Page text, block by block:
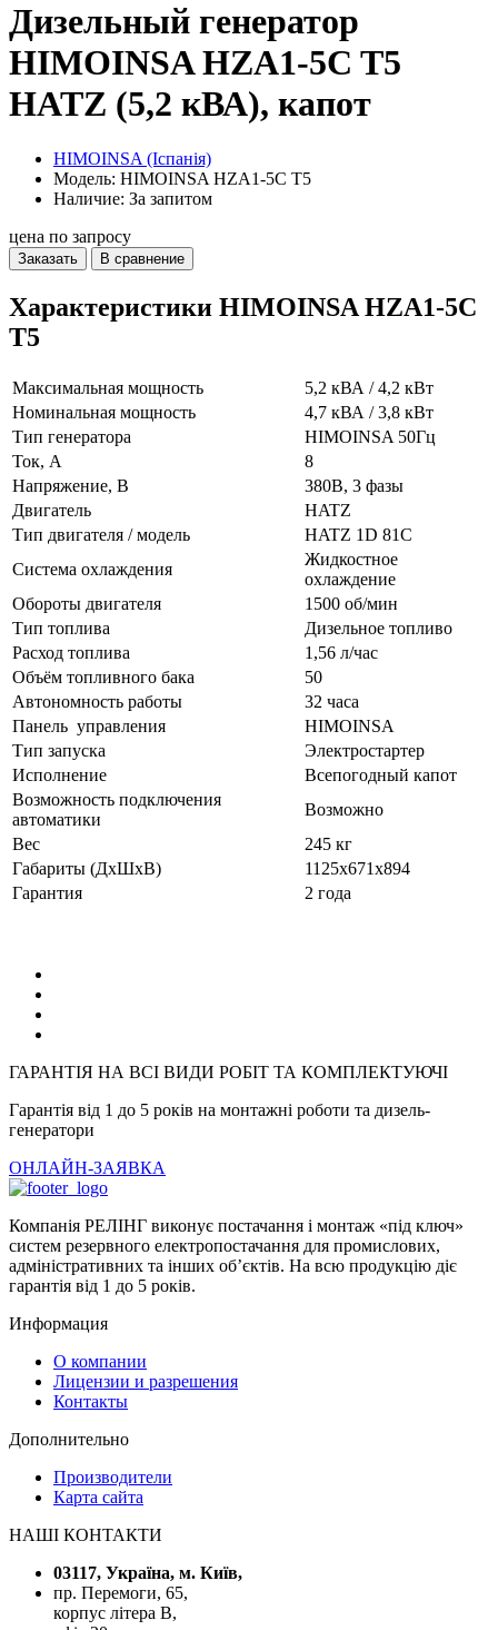
Дизельный генератор
HIMOINSA HZA1-5C T5
HATZ (5,2 кВА), капот
HIMOINSA (Іспанія)
Модель: HIMOINSA HZA1-5C T5
Наличие: За запитом
цена по запросу
Заказать В сравнение
Характеристики HIMOINSA HZA1-5C
T5
Максимальная мощность
5,2 кВА / 4,2 кВт
Номинальная мощность
4,7 кВА / 3,8 кВт
Тип генератора
HIMOINSA 50Гц
Ток, А
8
Напряжение, В
380В, 3 фазы
Двигатель
HATZ
Тип двигателя / модель
HATZ 1D 81C
Система охлаждения
Жидкостное
охлаждение
Обороты двигателя
1500 об/мин
Тип топлива
Дизельное топливо
Расход топлива
1,56 л/час
Объём топливного бака
50
Автономность работы
32 часа
Панель управления
HIMOINSA
Тип запуска
Электростартер
Исполнение
Всепогодный капот
Возможность подключения
автоматики
Возможно
Вес
245 кг
Габариты (ДхШхВ)
1125x671x894
Гарантия
2 года
ГАРАНТІЯ НА ВСІ ВИДИ РОБІТ ТА КОМПЛЕКТУЮЧІ
Гарантія від 1 до 5 років на монтажні роботи та дизель-
генератори
ОНЛАЙН-ЗАЯВКА
Компанія РЕЛІНГ виконує постачання і монтаж «під ключ»
систем резервного електропостачання для промислових,
адміністративних та інших об’єктів. На всю продукцію діє
гарантія від 1 до 5 років.
Информация
О компании
Лицензии и разрешения
Контакты
Дополнительно
Производители
Карта сайта
НАШІ КОНТАКТИ
03117, Україна, м. Київ,
пр. Перемоги, 65,
корпус літера В,